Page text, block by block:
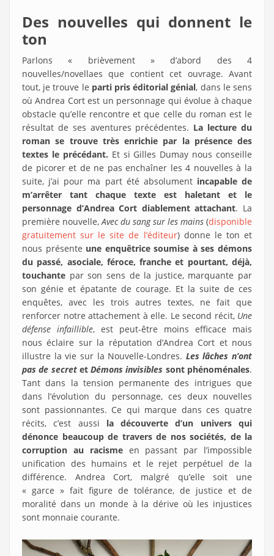
Des nouvelles qui donnent le
ton
Parlons « brièvement » d’abord des 4
nouvelles/novellaes que contient cet ouvrage. Avant
tout, je trouve le parti pris éditorial génial, dans le sens
où Andrea Cort est un personnage qui évolue à chaque
obstacle qu’elle rencontre et que celle du roman est le
résultat de ses aventures précédentes. La lecture du
roman se trouve très enrichie par la présence des
textes le précédant. Et si Gilles Dumay nous conseille
de picorer et de ne pas enchaîner les 4 nouvelles à la
suite, j’ai pour ma part été absolument incapable de
m’arrêter tant chaque texte est haletant et le
personnage d’Andrea Cort diablement attachant. La
première nouvelle,Avec du sang sur les mains (disponible
gratuitement sur le site de l’éditeur) donne le ton et
nous présente une enquêtrice soumise à ses démons
du passé, asociale, féroce, franche et pourtant, déjà,
touchante par son sens de la justice, marquante par
son génie et épatante de courage. Et la suite de ces
enquêtes, avec les trois autres textes, ne fait que
renforcer notre attachement à elle. Le second récit, Une
défense infaillible, est peut-être moins efficace mais
nous éclaire sur la réputation d’Andrea Cort et nous
illustre la vie sur la Nouvelle-Londres. Les lâches n’ont
pas de secretetDémons invisibles sont phénoménales.
Tant dans la tension permanente des intrigues que
dans l’évolution du personnage, ces deux nouvelles
sont passionnantes. Ce qui marque dans ces quatre
récits, c’est aussi la découverte d’un univers qui
dénonce beaucoup de travers de nos sociétés, de la
corruption au racismeen passant par l’impossible
unification des humains et le rejet perpétuel de la
différence. Andrea Cort, malgré qu’elle soit une
« garce » fait figure de tolérance, de justice et de
moralité dans un monde à la dérive où les injustices
sont monnaie courante.